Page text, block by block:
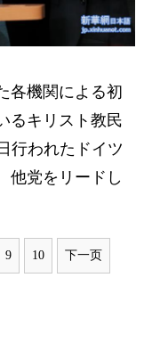
各機関による初
るキリスト教民
行われたドイツ
他党をリードし
9 10 下一页